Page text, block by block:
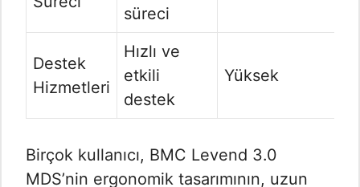
süreci
Destek
Hizmetleri
Hızlı ve
etkili
destek
Yüksek
Birçok kullanıcı, BMC Levend 3.0
MDS’nin ergonomik tasarımının, uzun